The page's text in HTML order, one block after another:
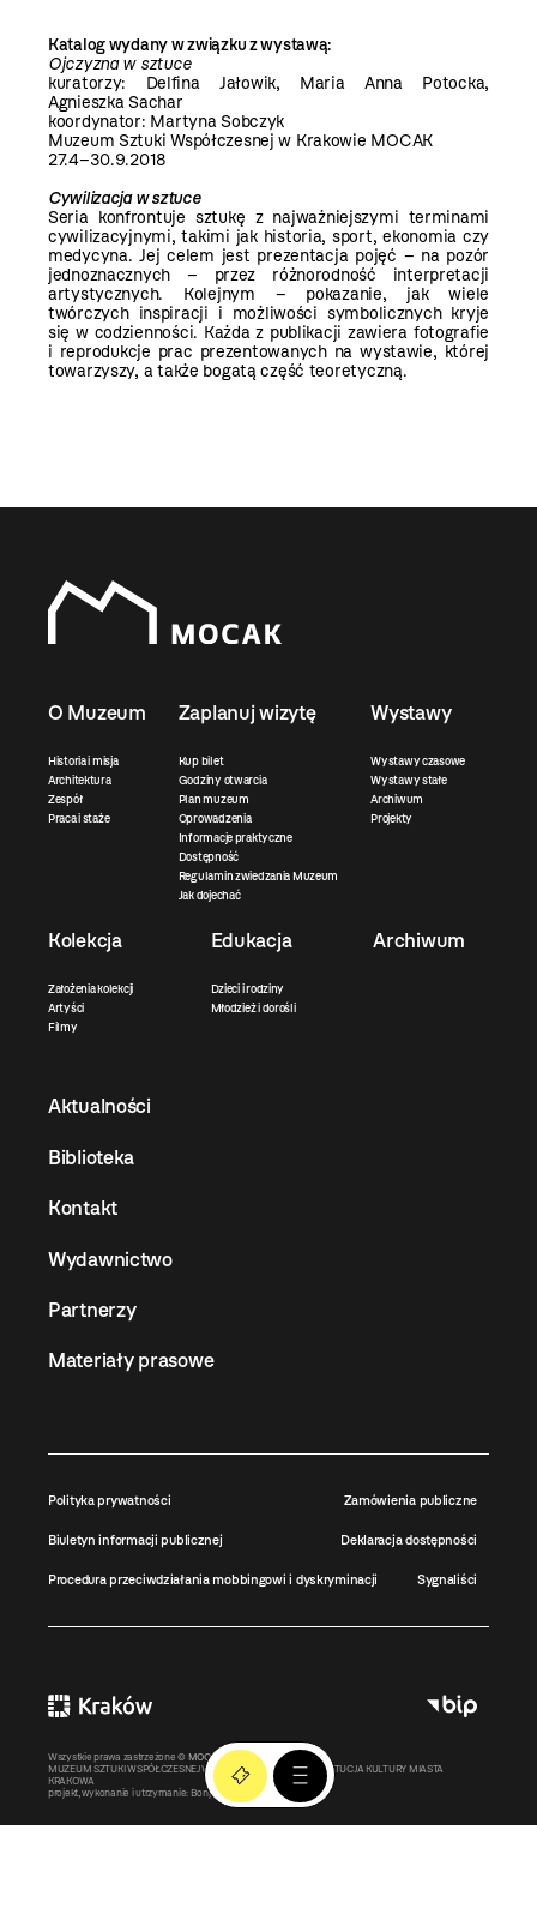
Katalog wydany w związku z wystawą:
Ojczyzna w sztuce
kuratorzy: Delfina Jałowik, Maria Anna Potocka,
Agnieszka Sachar
koordynator: Martyna Sobczyk
Muzeum Sztuki Współczesnej w Krakowie MOCAK
27.4–30.9.2018
Cywilizacja w sztuce
Seria konfrontuje sztukę z najważniejszymi terminami
cywilizacyjnymi, takimi jak historia, sport, ekonomia czy
medycyna. Jej celem jest prezentacja pojęć – na pozór
jednoznacznych – przez różnorodność interpretacji
artystycznych. Kolejnym – pokazanie, jak wiele
twórczych inspiracji i możliwości symbolicznych kryje
się w codzienności. Każda z publikacji zawiera fotografie
i reprodukcje prac prezentowanych na wystawie, której
towarzyszy, a także bogatą część teoretyczną.
O Muzeum
Historia i misja
Architektura
Zespół
Praca i staże
Zaplanuj wizytę
Kup bilet
Godziny otwarcia
Plan muzeum
Oprowadzenia
Informacje praktyczne
Dostępność
Regulamin zwiedzania Muzeum
Jak dojechać
Wystawy
Wystawy czasowe
Wystawy stałe
Archiwum
Projekty
Kolekcja
Założenia kolekcji
Artyści
Filmy
Edukacja
Dzieci i rodziny
Młodzież i dorośli
Archiwum
Aktualności
Biblioteka
Kontakt
Wydawnictwo
Partnerzy
Materiały prasowe
Polityka prywatności Zamówienia publiczne
Biuletyn informacji publicznej Deklaracja dostępności
Procedura przeciwdziałania mobbingowi i dyskryminacji Sygnaliści
Wszystkie prawa zastrzeżone © MOCAK2011-2026
MUZEUM SZTUKI WSPÓŁCZESNEJ W KRAKOWIE MOCAK – INSTYTUCJA KULTURY MIASTA
KRAKOWA
projekt, wykonanie i utrzymanie: Bonjour.pl